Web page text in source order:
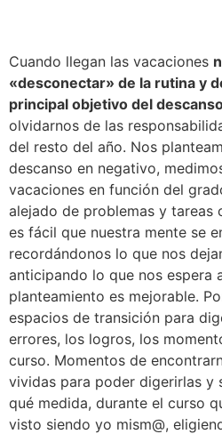
Cuando llegan las vacaciones
«desconectar» de la rutina y
principal objetivo del
olvidarnos de las
del resto del año. Nos
descanso en negativo,
vacaciones en función del
alejado de problemas y tareas
es fácil que nuestra mente se
recordándonos lo que nos
anticipando lo que nos espera
planteamiento es mejorable.
espacios de transición para
errores, los logros, los
curso. Momentos de
vividas para poder digerirlas y
qué medida, durante el curso
visto siendo yo mism@,